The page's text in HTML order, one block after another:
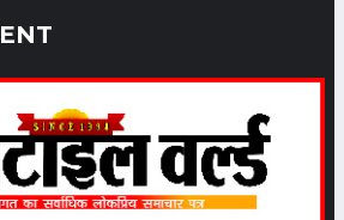
Category: Textile
वैश्विक आर्थिक मंदी की आहट के बीच
बांग्लादेश से रेडीमेड गारमेण्ट निर्यात में
वृद्धि जारी
Date: 2023-05-13 06:26:46 |